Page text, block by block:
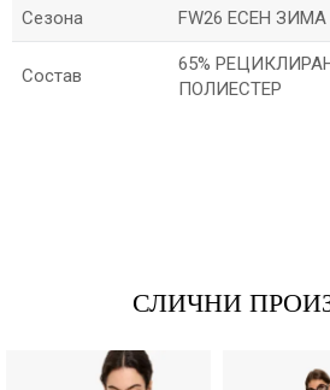
Сезона FW26 ЕСЕН ЗИМА
Состав
65%
ПОЛИЕСТЕР
СЛИЧНИ